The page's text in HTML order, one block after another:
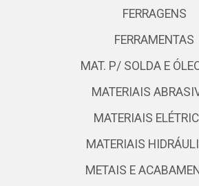
FERRAGENS
FERRAMENTAS
MAT. P/ SOLDA E
MATERIAIS
MATERIAIS
MATERIAIS
METAIS E